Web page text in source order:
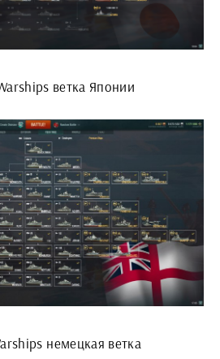
ветка Японии
немецкая ветка